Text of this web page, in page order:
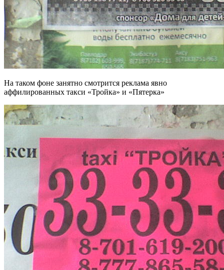
На таком фоне занятно смотрится реклама явно
аффилированных такси «Тройка» и «Пятерка»